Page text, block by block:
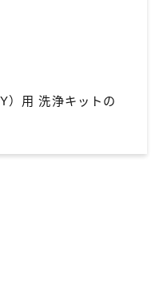
）用 洗浄キットの